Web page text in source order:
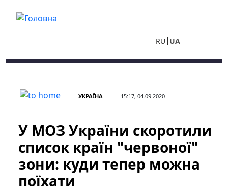
RU UA
УКРАЇНА 15:17, 04.09.2020
У МОЗ України скоротили
список країн "червоної"
зони: куди тепер можна
поїхати